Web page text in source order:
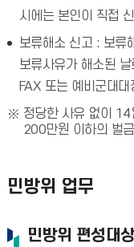
시에는 본인이 직접
보류해소 신고 : 보류
보류사유가 해소된
FAX 또는 예비군대
정당한 사유 없이
200만원 이하의 벌
민방위 업무
민방위 편성대